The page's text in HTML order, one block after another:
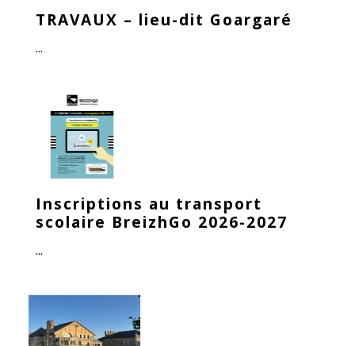
TRAVAUX – lieu-dit Goargaré
...
Inscriptions au transport
scolaire BreizhGo 2026-2027
...